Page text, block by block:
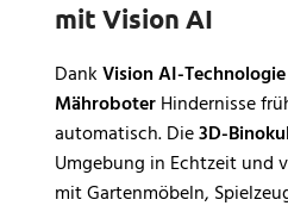
mit Vision AI
DankVision AI-Technologie
MähroboterHindernisse
automatisch. Die3D-
Umgebung in Echtzeit und
mit Gartenmöbeln,